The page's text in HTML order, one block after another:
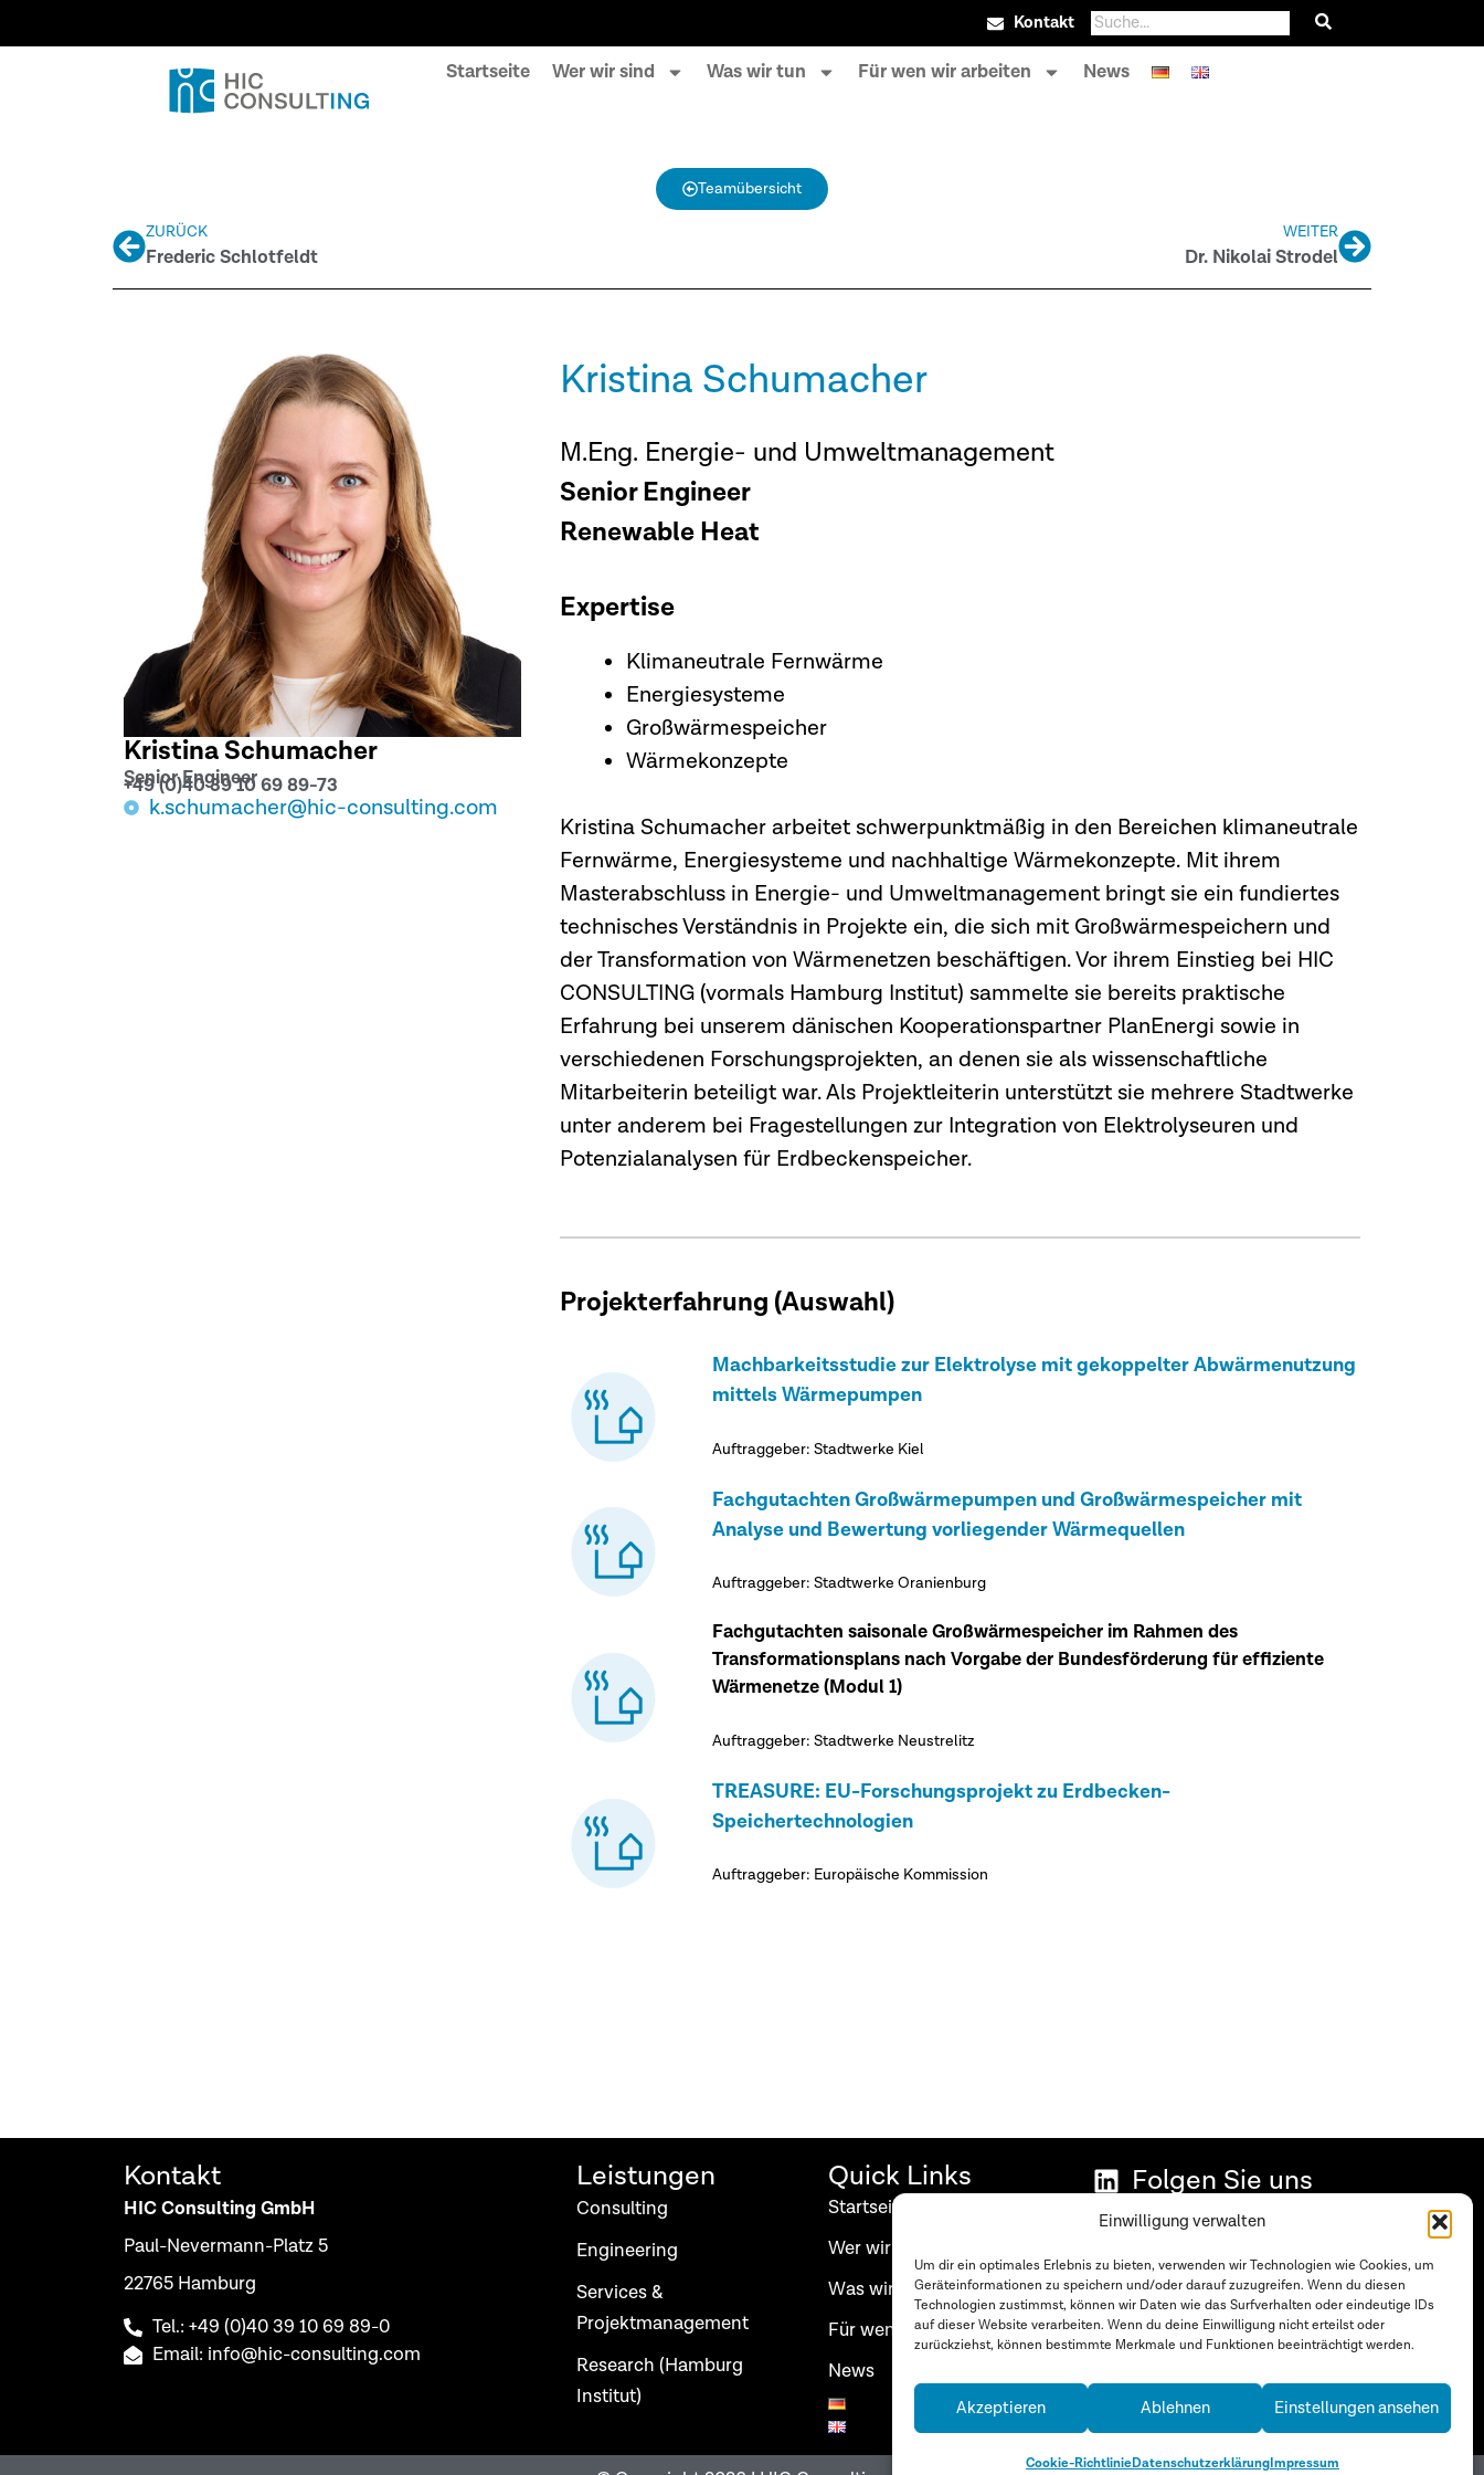
Einwilligung verwalten
Um dir ein optimales Erlebnis zu bieten, verwenden wir Technologien wie Cookies, um
Geräteinformationen zu speichern und/oder darauf zuzugreifen. Wenn du diesen
Technologien zustimmst, können wir Daten wie das Surfverhalten oder eindeutige IDs
auf dieser Website verarbeiten. Wenn du deine Einwilligung nicht erteilst oder
zurückziehst, können bestimmte Merkmale und Funktionen beeinträchtigt werden.
Akzeptieren Ablehnen Einstellungen ansehen
Cookie-RichtlinieDatenschutzerklärungImpressum
Kontakt
Startseite Wer wir sind Was wir tun Für wen wir arbeiten News
Teamübersicht
ZURÜCK
Frederic Schlotfeldt
WEITER
Dr. Nikolai Strodel
Kristina Schumacher
Senior Engineer
+49 (0)40 39 10 69 89-73
k.schumacher@hic-consulting.com
Kristina Schumacher
M.Eng. Energie- und Umweltmanagement
Senior Engineer
Renewable Heat
Expertise
Klimaneutrale Fernwärme
Energiesysteme
Großwärmespeicher
Wärmekonzepte
Kristina Schumacher arbeitet schwerpunktmäßig in den Bereichen klimaneutrale
Fernwärme, Energiesysteme und nachhaltige Wärmekonzepte. Mit ihrem
Masterabschluss in Energie- und Umweltmanagement bringt sie ein fundiertes
technisches Verständnis in Projekte ein, die sich mit Großwärmespeichern und
der Transformation von Wärmenetzen beschäftigen. Vor ihrem Einstieg bei HIC
CONSULTING (vormals Hamburg Institut) sammelte sie bereits praktische
Erfahrung bei unserem dänischen Kooperationspartner PlanEnergi sowie in
verschiedenen Forschungsprojekten, an denen sie als wissenschaftliche
Mitarbeiterin beteiligt war. Als Projektleiterin unterstützt sie mehrere Stadtwerke
unter anderem bei Fragestellungen zur Integration von Elektrolyseuren und
Potenzialanalysen für Erdbeckenspeicher.
Projekterfahrung (Auswahl)
Machbarkeitsstudie zur Elektrolyse mit gekoppelter Abwärmenutzung
mittels Wärmepumpen
Auftraggeber: Stadtwerke Kiel
Fachgutachten Großwärmepumpen und Großwärmespeicher mit
Analyse und Bewertung vorliegender Wärmequellen
Auftraggeber: Stadtwerke Oranienburg
Fachgutachten saisonale Großwärmespeicherim Rahmen des
Transformationsplans nach Vorgabe der Bundesförderung für effiziente
Wärmenetze (Modul 1)
Auftraggeber: Stadtwerke Neustrelitz
TREASURE: EU-Forschungsprojekt zu Erdbecken-
Speichertechnologien
Auftraggeber: Europäische Kommission
Kontakt
HIC Consulting GmbH
Paul-Nevermann-Platz 5
22765 Hamburg
Tel.: +49 (0)40 39 10 69 89-0
Email: info@hic-consulting.com
Leistungen
Consulting
Engineering
Services &
Projektmanagement
Research (Hamburg
Institut)
Quick Links
Startseite
Wer wir sind
Was wir tun
Für wen wir arbeiten
News
Folgen Sie uns
Cookie-Richtlinie (EU)